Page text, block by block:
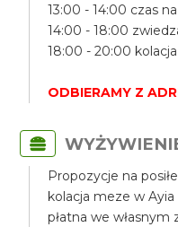
13:00 - 14:00 czas
14:00 - 18:00
18:00 - 20:00
ODBIERAMY Z
Propozycje na
kolacja meze w
płatna we własnym